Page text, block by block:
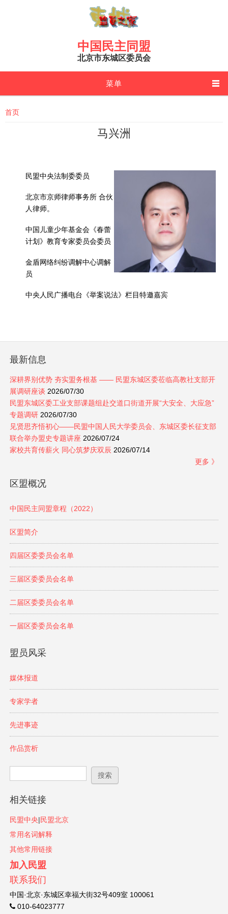
中国民主同盟
北京市东城区委员会
菜单
You are here
首页
马兴洲
民盟中央法制委委员
北京市京师律师事务所 合伙
人律师。
中国儿童少年基金会《春蕾
计划》教育专家委员会委员
金盾网络纠纷调解中心调解
员
中央人民广播电台《举案说法》栏目特邀嘉宾
最新信息
深耕界别优势 夯实盟务根基 —— 民盟东城区委莅临高教社支部开
展调研座谈 2026/07/30
民盟东城区委工业支部课题组赴交道口街道开展“大安全、大应急”
专题调研2026/07/30
见贤思齐悟初心——民盟中国人民大学委员会、东城区委长征支部
联合举办盟史专题讲座 2026/07/24
家校共育传薪火 同心筑梦庆双辰 2026/07/14
更多 》
区盟概况
中国民主同盟章程（2022）
区盟简介
四届区委委员会名单
三届区委委员会名单
二届区委委员会名单
一届区委委员会名单
盟员风采
媒体报道
专家学者
先进事迹
作品赏析
搜索表单
相关链接
民盟中央|民盟北京
常用名词解释
其他常用链接
加入民盟
联系我们
中国·北京·东城区幸福大街32号409室 100061
010-64023777